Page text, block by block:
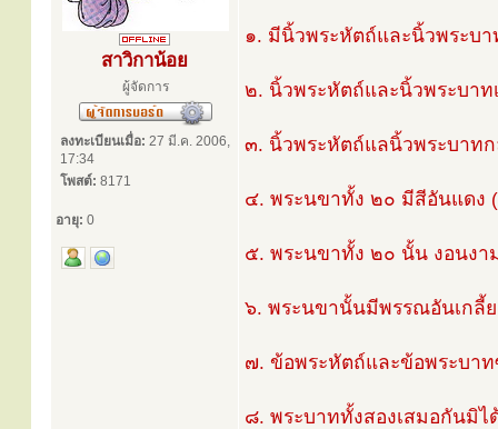
สาวิกาน้อย
ผู้จัดการ
ลงทะเบียนเมื่อ: 27 มี.ค. 2006,
17:34
โพสต์: 8171
อายุ: 0
๑. มีนิ้วพระหัตถ์และนิ้วพระบา
๒. นิ้วพระหัตถ์และนิ้วพระบา
๓. นิ้วพระหัตถ์แลนิ้วพระบาท
๔. พระนขาทั้ง ๒๐ มีสีอันแดง
๕. พระนขาทั้ง ๒๐ นั้น งอนงา
๖. พระนขานั้นมีพรรณอันเกลี้
๗. ข้อพระหัตถ์และข้อพระบา
๘. พระบาททั้งสองเสมอกันมิ